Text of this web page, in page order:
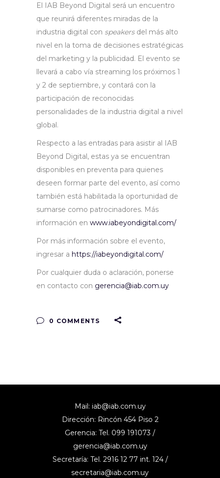
El IAB Beyond Digital será un encuentro
que reunirá diferentes miradas de la
industria digital con speakersdel más alto
nivel en la toma de decisiones estratégicas
del marketing y la publicidad. El evento se
llevará a cabo vía streaming los próximos 1
y 2 de septiembre, y contará con la
participación de reconocidas
personalidades de la industria digital a nivel
global.
Respecto a las entradas para asistir al IAB
Beyond Digital, estas ya se encuentran
disponibles en preventa para quienes
deseen formar parte del evento, así como
también está habilitada la oportunidad de
sumarse como patrocinadores. Más
información en www.iabeyondigital.com/
Por más información sobre el evento,
ingresar a https://iabeyondigital.com/
Por cualquier duda o aclaración, ponerse
en contacto con gerencia@iab.com.uy
0 COMMENTS
Mail: iab@iab.com.uy
Dirección: Rincón 454 Piso 2
Gerencia: Tel. 099 191073 /
gerencia@iab.com.uy
Secretaría: Tel. 2916 12 77 int. 124 /
secretaria@iab.com.uy